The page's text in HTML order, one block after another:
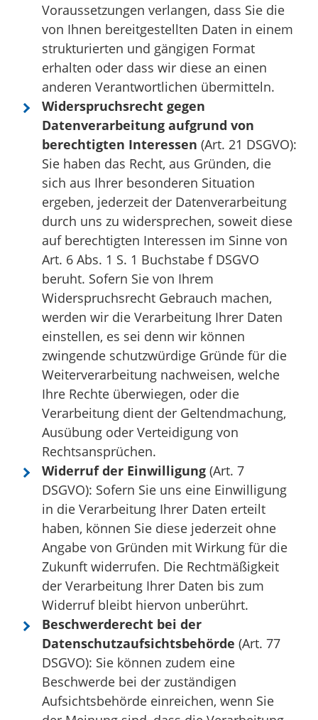
Voraussetzungen verlangen, dass Sie die
von Ihnen bereitgestellten Daten in einem
strukturierten und gängigen Format
erhalten oder dass wir diese an einen
anderen Verantwortlichen übermitteln.
Widerspruchsrecht gegen
Datenverarbeitung aufgrund von
berechtigten Interessen (Art. 21 DSGVO):
Sie haben das Recht, aus Gründen, die
sich aus Ihrer besonderen Situation
ergeben, jederzeit der Datenverarbeitung
durch uns zu widersprechen, soweit diese
auf berechtigten Interessen im Sinne von
Art. 6 Abs. 1 S. 1 Buchstabe f DSGVO
beruht. Sofern Sie von Ihrem
Widerspruchsrecht Gebrauch machen,
werden wir die Verarbeitung Ihrer Daten
einstellen, es sei denn wir können
zwingende schutzwürdige Gründe für die
Weiterverarbeitung nachweisen, welche
Ihre Rechte überwiegen, oder die
Verarbeitung dient der Geltendmachung,
Ausübung oder Verteidigung von
Rechtsansprüchen.
Widerruf der Einwilligung (Art. 7
DSGVO): Sofern Sie uns eine Einwilligung
in die Verarbeitung Ihrer Daten erteilt
haben, können Sie diese jederzeit ohne
Angabe von Gründen mit Wirkung für die
Zukunft widerrufen. Die Rechtmäßigkeit
der Verarbeitung Ihrer Daten bis zum
Widerruf bleibt hiervon unberührt.
Beschwerderecht bei der
Datenschutzaufsichtsbehörde (Art. 77
DSGVO): Sie können zudem eine
Beschwerde bei der zuständigen
Aufsichtsbehörde einreichen, wenn Sie